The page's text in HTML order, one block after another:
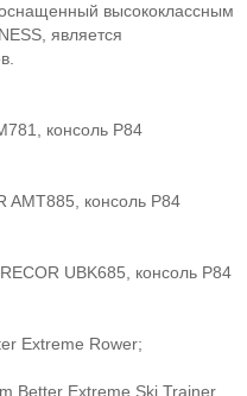
высококлассным
является
консоль P84
консоль P84
UBK685, консоль P84
Extreme Rower;
Better Extreme Ski Trainer.